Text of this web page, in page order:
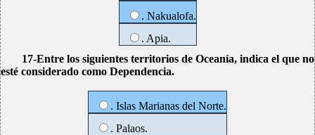
. Nakualofa.
. Apia.
17-Entre los siguientes territorios de Oceanía, indica el que no
esté considerado como Dependencia.
. Islas Marianas del Norte.
. Palaos.